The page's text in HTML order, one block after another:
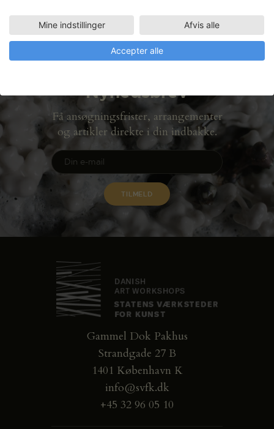
Nyhedsbrev
Få ansøgningsfrister, arrangementer
og artikler direkte i din indbakke.
Gammel Dok Pakhus
Strandgade 27 B
1401 København K
info@svfk.dk
+45 32 96 05 10
Mine indstillinger Afvis alle
Accepter alle